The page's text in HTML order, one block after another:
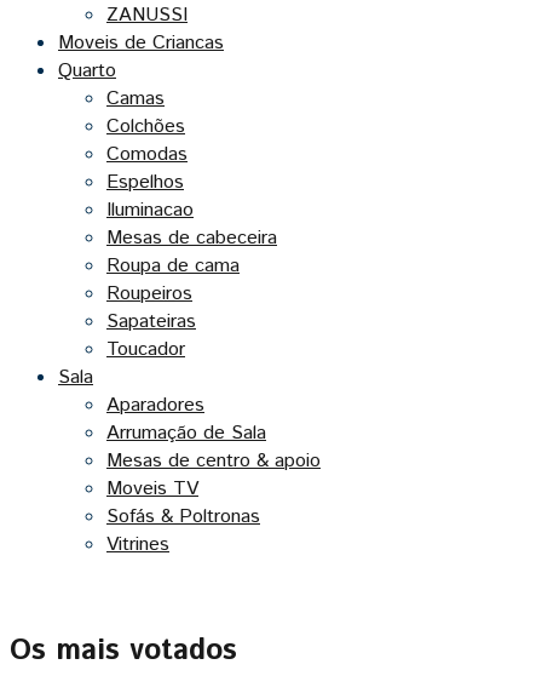
ZANUSSI
Moveis de Criancas
Quarto
Camas
Colchões
Comodas
Espelhos
Iluminacao
Mesas de cabeceira
Roupa de cama
Roupeiros
Sapateiras
Toucador
Sala
Aparadores
Arrumação de Sala
Mesas de centro & apoio
Moveis TV
Sofás & Poltronas
Vitrines
Os mais votados